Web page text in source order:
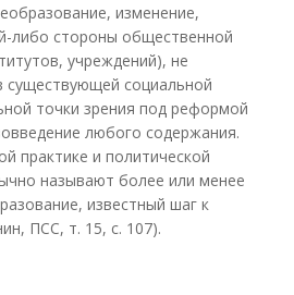
изменение,
либо стороны общественной
учреждений), не
социальной
точки зрения под реформой
любого содержания.
практике и политической
называют более или менее
известный шаг к
ПСС, т. 15, с. 107).